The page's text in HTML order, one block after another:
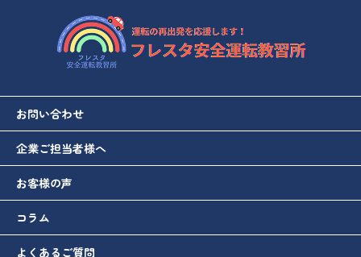
お問い合わせ
企業ご担当者様へ
お客様の声
コラム
よくあるご質問